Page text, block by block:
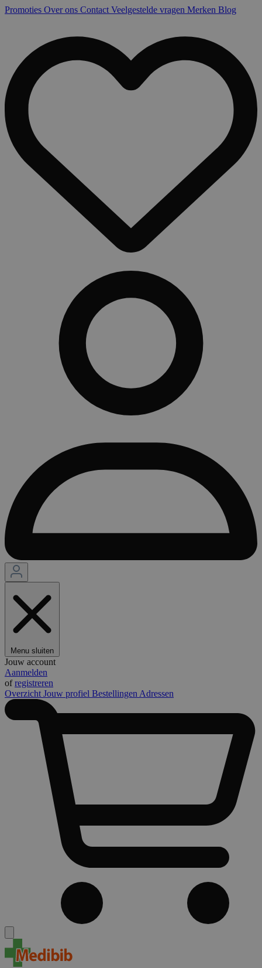
Promoties Over ons Contact Veelgestelde vragen Merken Blog
Menu sluiten
Jouw account
Aanmelden
ofregistreren
Overzicht Jouw profiel Bestellingen Adressen